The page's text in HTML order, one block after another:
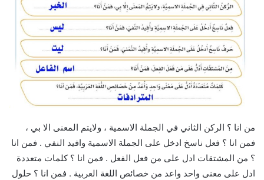
من انا ؟ الركن الثاني في الجملة الاسمية ، ولايتم المعنى الا بي ،
فمن انا ؟ فعل ناسخ ادخل على الجملة الاسمية وافيد النفي . فمن انا
؟ من المشتقات ادل على من فعل الفعل . فمن انا ؟ كلمات متعددة
ادل على معنى واحد واعد من خصائص اللغة العربية . فمن انا ؟ حلول